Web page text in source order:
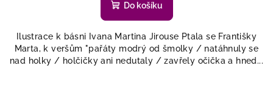
Do košíku
Ilustrace k básni Ivana Martina Jirouse Ptala se Františky
Marta, k veršům "pařáty modrý od šmolky / natáhnuly se
nad holky / holčičky ani nedutaly / zavřely očička a hned...